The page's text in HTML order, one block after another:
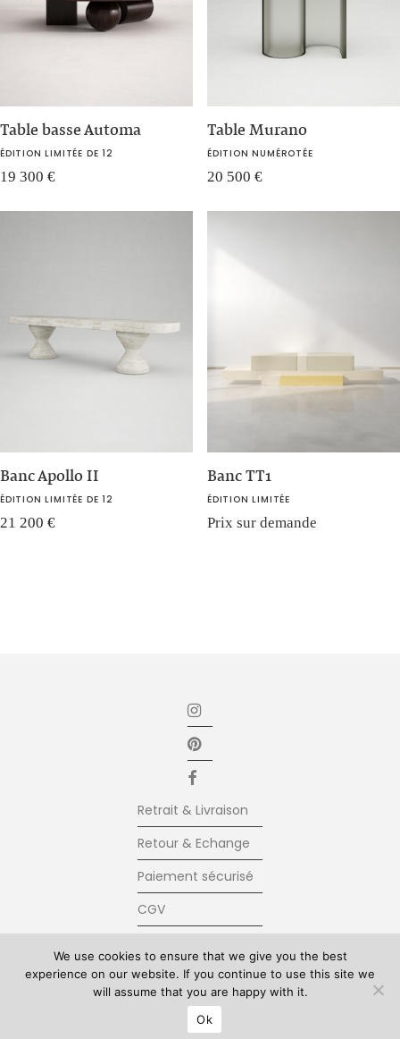
Table basse Automa
ÉDITION LIMITÉE DE 12
19 300 €
Table Murano
ÉDITION NUMÉROTÉE
20 500 €
Banc Apollo II
ÉDITION LIMITÉE DE 12
21 200 €
Banc TT1
ÉDITION LIMITÉE
Prix sur demande
Retrait & Livraison
Retour & Echange
Paiement sécurisé
CGV
Contact
© Kolkhoze 2025, all rights reserved
We use cookies to ensure that we give you the best
experience on our website. If you continue to use this site we
will assume that you are happy with it.
Ok